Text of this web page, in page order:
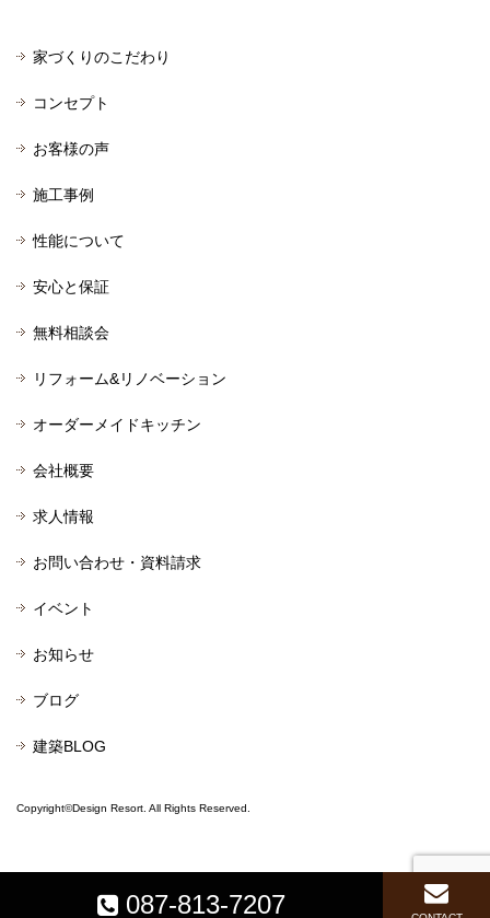
家づくりのこだわり
コンセプト
お客様の声
施工事例
性能について
安心と保証
無料相談会
リフォーム&リノベーション
オーダーメイドキッチン
会社概要
求人情報
お問い合わせ・資料請求
イベント
お知らせ
ブログ
建築BLOG
Copyright©Design Resort. All Rights Reserved.
087-813-7207